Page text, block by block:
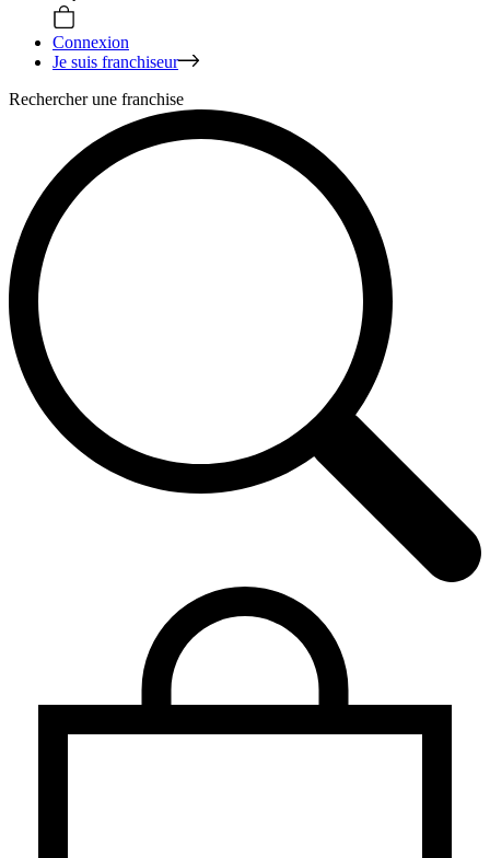
Connexion
Je suis franchiseur
Rechercher une franchise